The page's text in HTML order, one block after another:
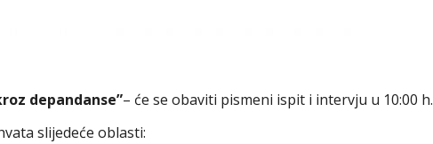
depandanse”– će se obaviti pismeni ispit i intervju u 10:00 h.
slijedeće oblasti: